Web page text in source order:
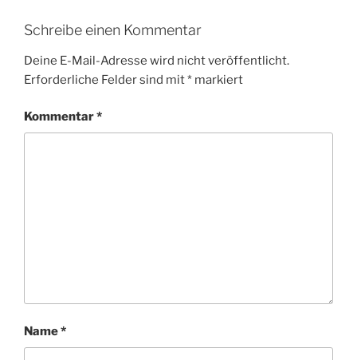
Schreibe einen Kommentar
Deine E-Mail-Adresse wird nicht veröffentlicht.
Erforderliche Felder sind mit* markiert
Kommentar*
Name*